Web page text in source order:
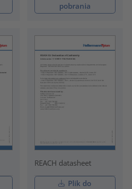
pobrania
REACH datasheet
Plik do